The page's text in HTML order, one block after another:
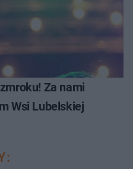
Za nami
Wsi Lubelskiej